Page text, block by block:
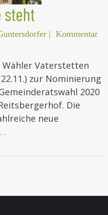
steht
| Kommentar
Vaterstetten
zur Nominierung
2020
Die
neue